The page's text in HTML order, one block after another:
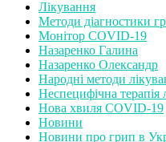
Лікування
Методи діагностики
Монітор СOVID-19
Назаренко Галина
Назаренко Олександр
Народні методи
Неспецифічна терапія
Нова хвиля COVID-19
Новини
Новини про грип в